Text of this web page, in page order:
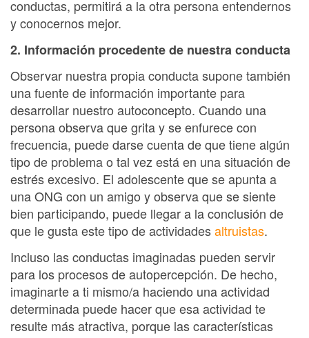
conductas, permitirá a la otra persona entendernos
y conocernos mejor.
2. Información procedente de nuestra conducta
Observar nuestra propia conducta supone también
una fuente de información importante para
desarrollar nuestro autoconcepto. Cuando una
persona observa que grita y se enfurece con
frecuencia, puede darse cuenta de que tiene algún
tipo de problema o tal vez está en una situación de
estrés excesivo. El adolescente que se apunta a
una ONG con un amigo y observa que se siente
bien participando, puede llegar a la conclusión de
que le gusta este tipo de actividadesaltruistas.
Incluso las conductas imaginadas pueden servir
para los procesos de autopercepción. De hecho,
imaginarte a ti mismo/a haciendo una actividad
determinada puede hacer que esa actividad te
resulte más atractiva, porque las características